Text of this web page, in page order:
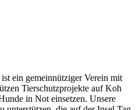
ein gemeinnütziger Verein mit
Tierschutzprojekte auf Koh
in Not einsetzen. Unsere